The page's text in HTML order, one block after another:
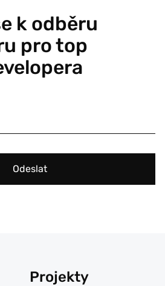
k odběru
pro top
Odeslat
Projekty